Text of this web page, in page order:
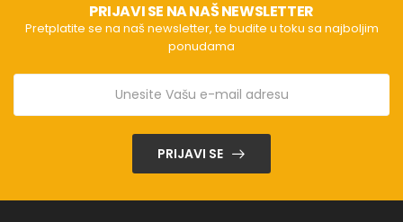
PRIJAVI SE NA NAŠ NEWSLETTER
Pretplatite se na naš newsletter, te budite u toku sa najboljim
ponudama
PRIJAVI SE